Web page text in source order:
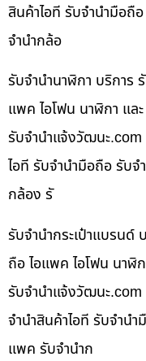
สินค้าไอที รับจำนำมือถื
จำนำกล้อ
รับจำนำนาฬิกา บริการ
แพค ไอโฟน นาฬิกา แล
รับจํานําแจ้งวัฒนะ.com
ไอที รับจำนำมือถือ รับจ
กล้อง รั
รับจำนำกระเป๋าแบรนด์
ถือ ไอแพค ไอโฟน นาฬิ
รับจํานําแจ้งวัฒนะ.com
จำนำสินค้าไอที รับจำน
แพค รับจำนำก